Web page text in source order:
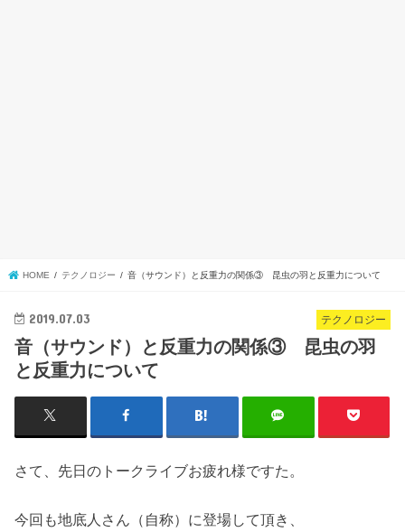
HOME テクノロジー 音（サウンド）と反重力の関係③ 昆虫の羽と反重力について
テクノロジー
2019.07.03
音（サウンド）と反重力の関係③ 昆虫の羽
と反重力について
さて、先日のトークライブお疲れ様ですた。
今回も地底人さん（自称）に登場して頂き、